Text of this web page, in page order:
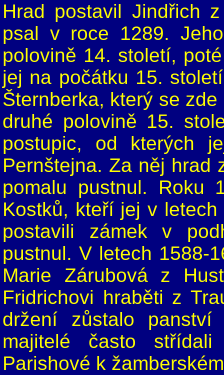
Hrad postavil Jindřich
psal v roce 1289.
polovině 14. století,
jej na počátku 15.
Šternberka, který se
druhé polovině 15.
postupic, od kterých
Pernštejna. Za něj hrad
pomalu pustnul. Roku
Kostků, kteří jej v
postavili zámek v
pustnul. V letech 1588-
Marie Zárubová z
Fridrichovi hraběti z
držení zůstalo
majitelé často
Parishové k